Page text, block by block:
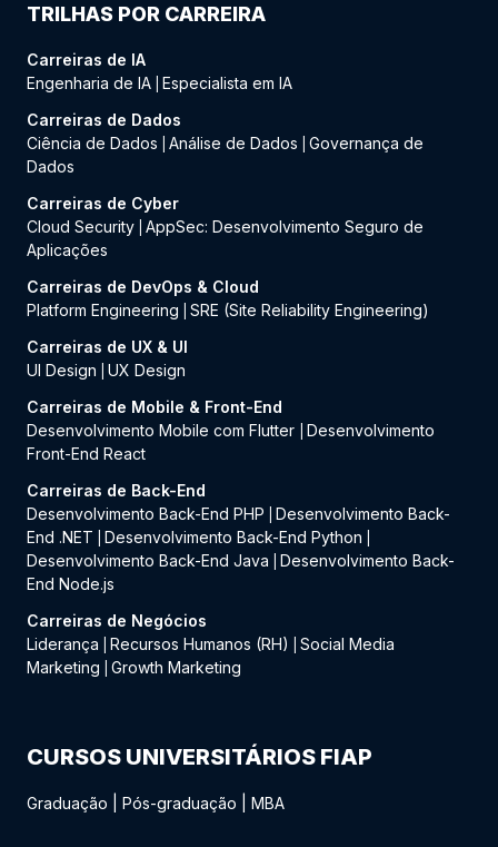
TRILHAS POR CARREIRA
Carreiras de IA
Engenharia de IA Especialista em IA
Carreiras de Dados
Ciência de Dados
Análise de Dados
Governança de
Dados
Carreiras de Cyber
Cloud Security AppSec: Desenvolvimento Seguro de
Aplicações
Carreiras de DevOps & Cloud
Platform Engineering
SRE (Site Reliability Engineering)
Carreiras de UX & UI
UI Design
UX Design
Carreiras de Mobile & Front-End
Desenvolvimento Mobile com Flutter
Desenvolvimento
Front-End React
Carreiras de Back-End
Desenvolvimento Back-End PHP
Desenvolvimento Back-
End .NET
Desenvolvimento Back-End Python
Desenvolvimento Back-End Java
Desenvolvimento Back-
End Node.js
Carreiras de Negócios
Liderança
Recursos Humanos (RH)
Social Media
Marketing
Growth Marketing
CURSOS UNIVERSITÁRIOS FIAP
Graduação Pós-graduação MBA